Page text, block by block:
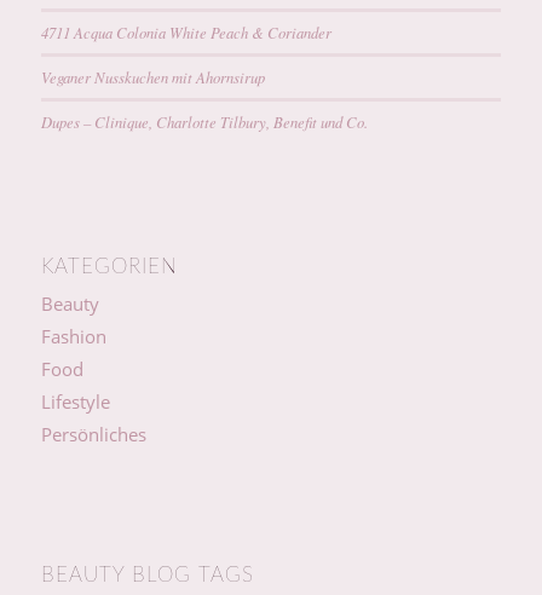
4711 Acqua Colonia White Peach & Coriander
Veganer Nusskuchen mit Ahornsirup
Dupes – Clinique, Charlotte Tilbury, Benefit und Co.
KATEGORIEN
Beauty
Fashion
Food
Lifestyle
Persönliches
BEAUTY BLOG TAGS